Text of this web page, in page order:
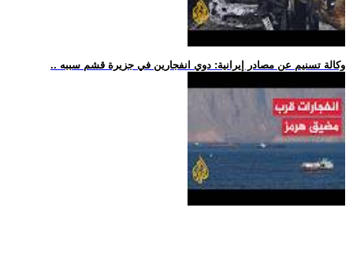
.. وكالة تسنيم عن مصادر إيرانية: دوي انفجارين في جزيرة قشم سببه